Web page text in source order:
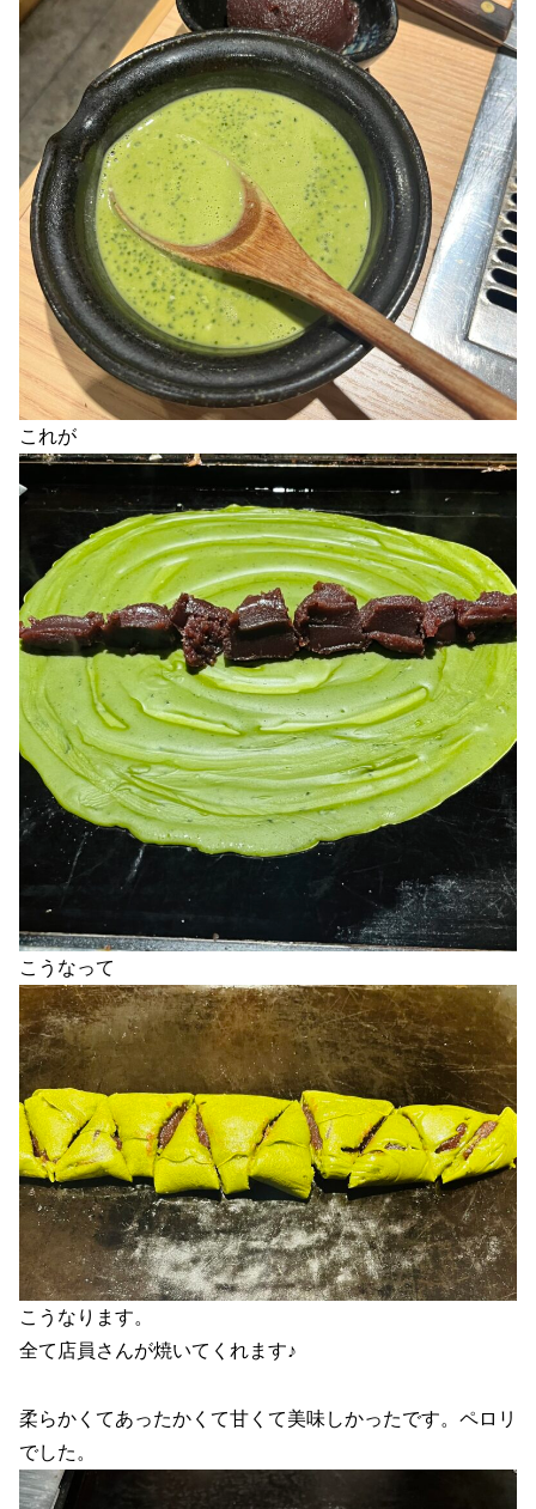
これが
こうなって
こうなります。
全て店員さんが焼いてくれます♪
柔らかくてあったかくて甘くて美味しかったです。ペロリ
でした。